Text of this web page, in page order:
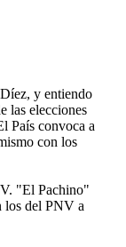
y entiendo
las elecciones
País convoca a
con los
"El Pachino"
los del PNV a